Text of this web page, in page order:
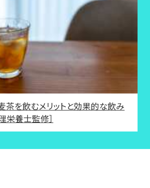
茶を飲むメリットと効果的な飲み
栄養士監修］